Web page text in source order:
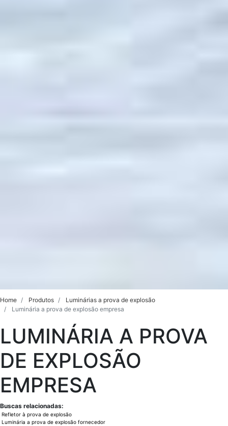
Home Produtos
Luminárias a prova de explosão
Luminária a prova de explosão empresa
LUMINÁRIA A PROVA
DE EXPLOSÃO
EMPRESA
Buscas relacionadas:
Refletor à prova de explosão
Luminária a prova de explosão fornecedor